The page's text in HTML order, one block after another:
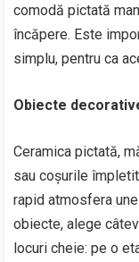
comodă pictată
încăpere. Este
simplu, pentru ca
Obiecte
Ceramica pictată,
sau coșurile
rapid atmosfera
obiecte, alege
locuri cheie: pe o